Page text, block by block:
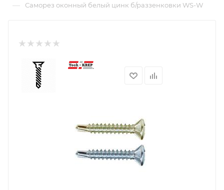
— Саморез оконный белый цинк б/раззенковки WS-W